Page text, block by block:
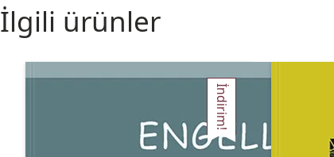
İlgili ürünler
İndirim!